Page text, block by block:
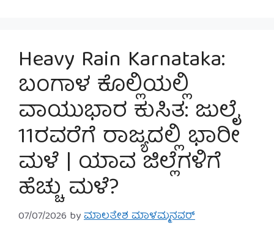
Heavy Rain Karnataka:
ಬಂಗಾಳ ಕೊಲ್ಲಿಯಲ್ಲಿ
ವಾಯುಭಾರ ಕುಸಿತ: ಜುಲೈ
11ರವರೆಗೆ ರಾಜ್ಯದಲ್ಲಿ ಭಾರೀ
ಮಳೆ | ಯಾವ ಜಿಲ್ಲೆಗಳಿಗೆ
ಹೆಚ್ಚು ಮಳೆ?
07/07/2026 byಮಾಲತೇಶ ಮಾಳಮ್ಮನವರ್